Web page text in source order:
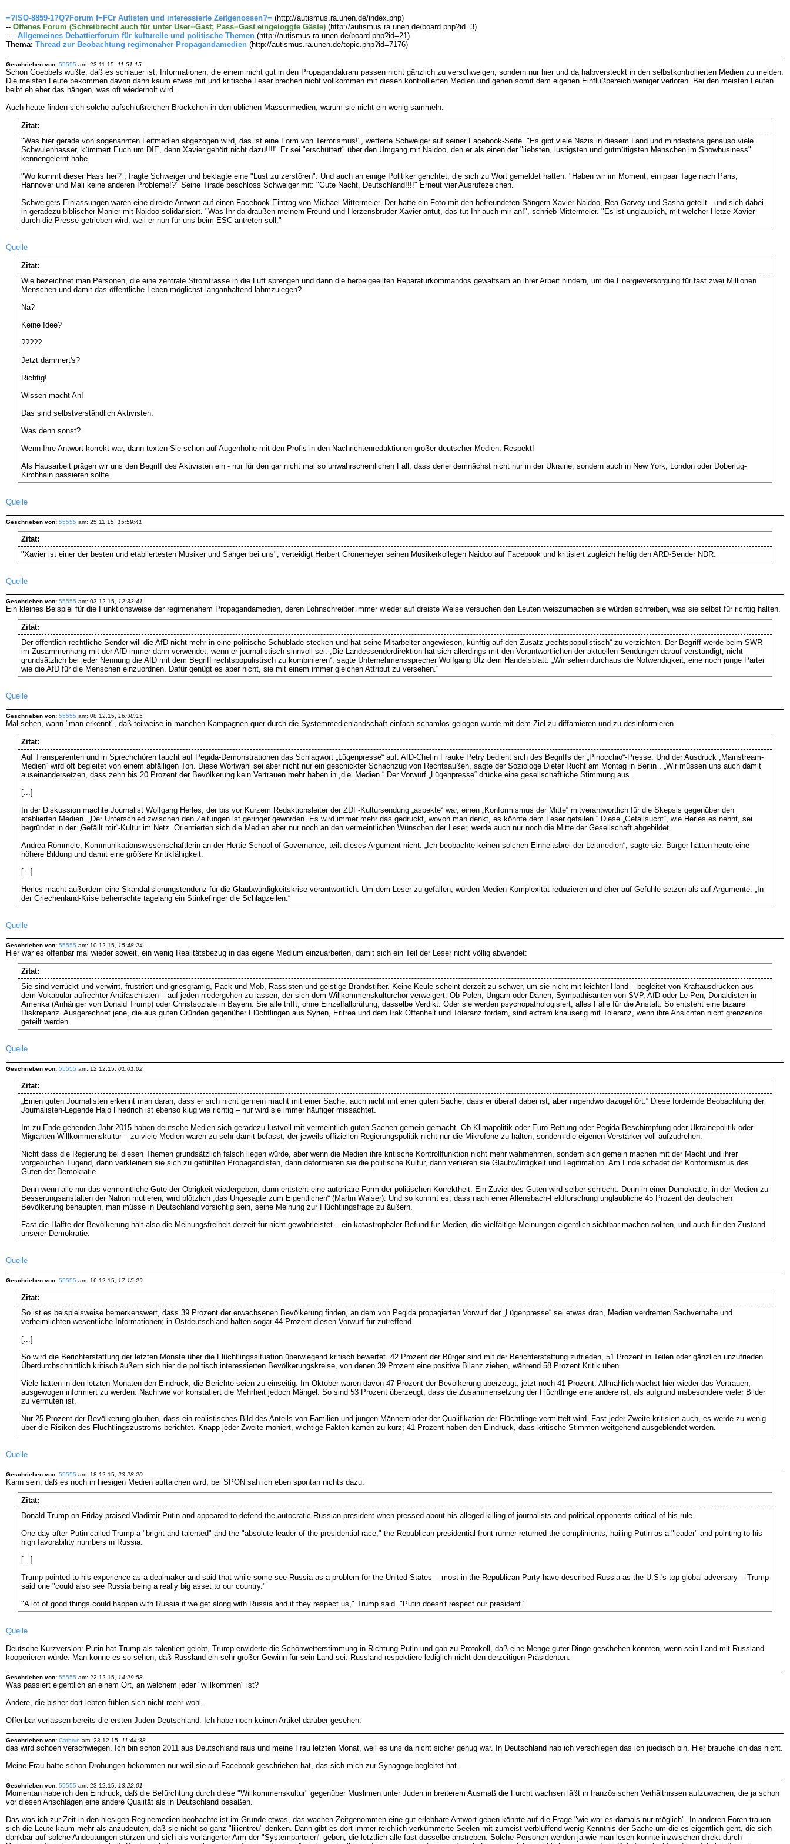
=?ISO-8859-1?Q?Forum f=FCr Autisten und interessierte Zeitgenossen?= (http://autismus.ra.unen.de/index.php)
-- Offenes Forum (Schreibrecht auch für unter User=Gast; Pass=Gast eingeloggte Gäste) (http://autismus.ra.unen.de/board.php?id=3)
---- Allgemeines Debattierforum für kulturelle und politische Themen (http://autismus.ra.unen.de/board.php?id=21)
Thema: Thread zur Beobachtung regimenaher Propagandamedien (http://autismus.ra.unen.de/topic.php?id=7176)
Geschrieben von: 55555 am: 23.11.15, 11:51:15
Schon Goebbels wußte, daß es schlauer ist, Informationen, die einem nicht gut in den Propagandakram passen nicht gänzlich zu verschweigen, sondern nur hier und da halbversteckt in den selbstkontrollierten Medien zu melden.
Die meisten Leute bekommen davon dann kaum etwas mit und kritische Leser brechen nicht vollkommen mit diesen kontrollierten Medien und gehen somit dem eigenen Einflußbereich weniger verloren. Bei den meisten Leuten
beibt eh eher das hängen, was oft wiederholt wird.
Auch heute finden sich solche aufschlußreichen Bröckchen in den üblichen Massenmedien, warum sie nicht ein wenig sammeln:
Zitat:
"Was hier gerade von sogenannten Leitmedien abgezogen wird, das ist eine Form von Terrorismus!", wetterte Schweiger auf seiner Facebook-Seite. "Es gibt viele Nazis in diesem Land und mindestens genauso viele
Schwulenhasser, kümmert Euch um DIE, denn Xavier gehört nicht dazu!!!!" Er sei "erschüttert" über den Umgang mit Naidoo, den er als einen der "liebsten, lustigsten und gutmütigsten Menschen im Showbusiness"
kennengelernt habe.
"Wo kommt dieser Hass her?", fragte Schweiger und beklagte eine "Lust zu zerstören". Und auch an einige Politiker gerichtet, die sich zu Wort gemeldet hatten: "Haben wir im Moment, ein paar Tage nach Paris,
Hannover und Mali keine anderen Probleme!?" Seine Tirade beschloss Schweiger mit: "Gute Nacht, Deutschland!!!!" Erneut vier Ausrufezeichen.
Schweigers Einlassungen waren eine direkte Antwort auf einen Facebook-Eintrag von Michael Mittermeier. Der hatte ein Foto mit den befreundeten Sängern Xavier Naidoo, Rea Garvey und Sasha geteilt - und sich dabei
in geradezu biblischer Manier mit Naidoo solidarisiert. "Was Ihr da draußen meinem Freund und Herzensbruder Xavier antut, das tut Ihr auch mir an!", schrieb Mittermeier. "Es ist unglaublich, mit welcher Hetze Xavier
durch die Presse getrieben wird, weil er nun für uns beim ESC antreten soll."
Quelle
Zitat:
Wie bezeichnet man Personen, die eine zentrale Stromtrasse in die Luft sprengen und dann die herbeigeeilten Reparaturkommandos gewaltsam an ihrer Arbeit hindern, um die Energieversorgung für fast zwei Millionen
Menschen und damit das öffentliche Leben möglichst langanhaltend lahmzulegen?
Na?
Keine Idee?
?????
Jetzt dämmert's?
Richtig!
Wissen macht Ah!
Das sind selbstverständlich Aktivisten.
Was denn sonst?
Wenn Ihre Antwort korrekt war, dann texten Sie schon auf Augenhöhe mit den Profis in den Nachrichtenredaktionen großer deutscher Medien. Respekt!
Als Hausarbeit prägen wir uns den Begriff des Aktivisten ein - nur für den gar nicht mal so unwahrscheinlichen Fall, dass derlei demnächst nicht nur in der Ukraine, sondern auch in New York, London oder Doberlug-
Kirchhain passieren sollte.
Quelle
Geschrieben von: 55555 am: 25.11.15, 15:59:41
Zitat:
"Xavier ist einer der besten und etabliertesten Musiker und Sänger bei uns", verteidigt Herbert Grönemeyer seinen Musikerkollegen Naidoo auf Facebook und kritisiert zugleich heftig den ARD-Sender NDR.
Quelle
Geschrieben von: 55555 am: 03.12.15, 12:33:41
Ein kleines Beispiel für die Funktionsweise der regimenahem Propagandamedien, deren Lohnschreiber immer wieder auf dreiste Weise versuchen den Leuten weiszumachen sie würden schreiben, was sie selbst für richtig halten.
Zitat:
Der öffentlich-rechtliche Sender will die AfD nicht mehr in eine politische Schublade stecken und hat seine Mitarbeiter angewiesen, künftig auf den Zusatz „rechtspopulistisch“ zu verzichten. Der Begriff werde beim SWR
im Zusammenhang mit der AfD immer dann verwendet, wenn er journalistisch sinnvoll sei. „Die Landessenderdirektion hat sich allerdings mit den Verantwortlichen der aktuellen Sendungen darauf verständigt, nicht
grundsätzlich bei jeder Nennung die AfD mit dem Begriff rechtspopulistisch zu kombinieren“, sagte Unternehmenssprecher Wolfgang Utz dem Handelsblatt. „Wir sehen durchaus die Notwendigkeit, eine noch junge Partei
wie die AfD für die Menschen einzuordnen. Dafür genügt es aber nicht, sie mit einem immer gleichen Attribut zu versehen.“
Quelle
Geschrieben von: 55555 am: 08.12.15, 16:38:15
Mal sehen, wann "man erkennt", daß teilweise in manchen Kampagnen quer durch die Systemmedienlandschaft einfach schamlos gelogen wurde mit dem Ziel zu diffamieren und zu desinformieren.
Zitat:
Auf Transparenten und in Sprechchören taucht auf Pegida-Demonstrationen das Schlagwort „Lügenpresse“ auf. AfD-Chefin Frauke Petry bedient sich des Begriffs der „Pinocchio“-Presse. Und der Ausdruck „Mainstream-
Medien“ wird oft begleitet von einem abfälligen Ton. Diese Wortwahl sei aber nicht nur ein geschickter Schachzug von Rechtsaußen, sagte der Soziologe Dieter Rucht am Montag in Berlin . „Wir müssen uns auch damit
auseinandersetzen, dass zehn bis 20 Prozent der Bevölkerung kein Vertrauen mehr haben in ,die‘ Medien.“ Der Vorwurf „Lügenpresse“ drücke eine gesellschaftliche Stimmung aus.
[...]
In der Diskussion machte Journalist Wolfgang Herles, der bis vor Kurzem Redaktionsleiter der ZDF-Kultursendung „aspekte“ war, einen „Konformismus der Mitte“ mitverantwortlich für die Skepsis gegenüber den
etablierten Medien. „Der Unterschied zwischen den Zeitungen ist geringer geworden. Es wird immer mehr das gedruckt, wovon man denkt, es könnte dem Leser gefallen.“ Diese „Gefallsucht“, wie Herles es nennt, sei
begründet in der „Gefällt mir“-Kultur im Netz. Orientierten sich die Medien aber nur noch an den vermeintlichen Wünschen der Leser, werde auch nur noch die Mitte der Gesellschaft abgebildet.
Andrea Römmele, Kommunikationswissenschaftlerin an der Hertie School of Governance, teilt dieses Argument nicht. „Ich beobachte keinen solchen Einheitsbrei der Leitmedien“, sagte sie. Bürger hätten heute eine
höhere Bildung und damit eine größere Kritikfähigkeit.
[...]
Herles macht außerdem eine Skandalisierungstendenz für die Glaubwürdigkeitskrise verantwortlich. Um dem Leser zu gefallen, würden Medien Komplexität reduzieren und eher auf Gefühle setzen als auf Argumente. „In
der Griechenland-Krise beherrschte tagelang ein Stinkefinger die Schlagzeilen.“
Quelle
Geschrieben von: 55555 am: 10.12.15, 15:48:24
Hier war es offenbar mal wieder soweit, ein wenig Realitätsbezug in das eigene Medium einzuarbeiten, damit sich ein Teil der Leser nicht völlig abwendet:
Zitat:
Sie sind verrückt und verwirrt, frustriert und griesgrämig, Pack und Mob, Rassisten und geistige Brandstifter. Keine Keule scheint derzeit zu schwer, um sie nicht mit leichter Hand – begleitet von Kraftausdrücken aus
dem Vokabular aufrechter Antifaschisten – auf jeden niedergehen zu lassen, der sich dem Willkommenskulturchor verweigert. Ob Polen, Ungarn oder Dänen, Sympathisanten von SVP, AfD oder Le Pen, Donaldisten in
Amerika (Anhänger von Donald Trump) oder Christsoziale in Bayern: Sie alle trifft, ohne Einzelfallprüfung, dasselbe Verdikt. Oder sie werden psychopathologisiert, alles Fälle für die Anstalt. So entsteht eine bizarre
Diskrepanz. Ausgerechnet jene, die aus guten Gründen gegenüber Flüchtlingen aus Syrien, Eritrea und dem Irak Offenheit und Toleranz fordern, sind extrem knauserig mit Toleranz, wenn ihre Ansichten nicht grenzenlos
geteilt werden.
Quelle
Geschrieben von: 55555 am: 12.12.15, 01:01:02
Zitat:
„Einen guten Journalisten erkennt man daran, dass er sich nicht gemein macht mit einer Sache, auch nicht mit einer guten Sache; dass er überall dabei ist, aber nirgendwo dazugehört.“ Diese fordernde Beobachtung der
Journalisten-Legende Hajo Friedrich ist ebenso klug wie richtig – nur wird sie immer häufiger missachtet.
Im zu Ende gehenden Jahr 2015 haben deutsche Medien sich geradezu lustvoll mit vermeintlich guten Sachen gemein gemacht. Ob Klimapolitik oder Euro-Rettung oder Pegida-Beschimpfung oder Ukrainepolitik oder
Migranten-Willkommenskultur – zu viele Medien waren zu sehr damit befasst, der jeweils offiziellen Regierungspolitik nicht nur die Mikrofone zu halten, sondern die eigenen Verstärker voll aufzudrehen.
Nicht dass die Regierung bei diesen Themen grundsätzlich falsch liegen würde, aber wenn die Medien ihre kritische Kontrollfunktion nicht mehr wahrnehmen, sondern sich gemein machen mit der Macht und ihrer
vorgeblichen Tugend, dann verkleinern sie sich zu gefühlten Propagandisten, dann deformieren sie die politische Kultur, dann verlieren sie Glaubwürdigkeit und Legitimation. Am Ende schadet der Konformismus des
Guten der Demokratie.
Denn wenn alle nur das vermeintliche Gute der Obrigkeit wiedergeben, dann entsteht eine autoritäre Form der politischen Korrektheit. Ein Zuviel des Guten wird selber schlecht. Denn in einer Demokratie, in der Medien zu
Besserungsanstalten der Nation mutieren, wird plötzlich „das Ungesagte zum Eigentlichen“ (Martin Walser). Und so kommt es, dass nach einer Allensbach-Feldforschung unglaubliche 45 Prozent der deutschen
Bevölkerung behaupten, man müsse in Deutschland vorsichtig sein, seine Meinung zur Flüchtlingsfrage zu äußern.
Fast die Hälfte der Bevölkerung hält also die Meinungsfreiheit derzeit für nicht gewährleistet – ein katastrophaler Befund für Medien, die vielfältige Meinungen eigentlich sichtbar machen sollten, und auch für den Zustand
unserer Demokratie.
Quelle
Geschrieben von: 55555 am: 16.12.15, 17:15:29
Zitat:
So ist es beispielsweise bemerkenswert, dass 39 Prozent der erwachsenen Bevölkerung finden, an dem von Pegida propagierten Vorwurf der „Lügenpresse“ sei etwas dran, Medien verdrehten Sachverhalte und
verheimlichten wesentliche Informationen; in Ostdeutschland halten sogar 44 Prozent diesen Vorwurf für zutreffend.
[...]
So wird die Berichterstattung der letzten Monate über die Flüchtlingssituation überwiegend kritisch bewertet. 42 Prozent der Bürger sind mit der Berichterstattung zufrieden, 51 Prozent in Teilen oder gänzlich unzufrieden.
Überdurchschnittlich kritisch äußern sich hier die politisch interessierten Bevölkerungskreise, von denen 39 Prozent eine positive Bilanz ziehen, während 58 Prozent Kritik üben.
Viele hatten in den letzten Monaten den Eindruck, die Berichte seien zu einseitig. Im Oktober waren davon 47 Prozent der Bevölkerung überzeugt, jetzt noch 41 Prozent. Allmählich wächst hier wieder das Vertrauen,
ausgewogen informiert zu werden. Nach wie vor konstatiert die Mehrheit jedoch Mängel: So sind 53 Prozent überzeugt, dass die Zusammensetzung der Flüchtlinge eine andere ist, als aufgrund insbesondere vieler Bilder
zu vermuten ist.
Nur 25 Prozent der Bevölkerung glauben, dass ein realistisches Bild des Anteils von Familien und jungen Männern oder der Qualifikation der Flüchtlinge vermittelt wird. Fast jeder Zweite kritisiert auch, es werde zu wenig
über die Risiken des Flüchtlingszustroms berichtet. Knapp jeder Zweite moniert, wichtige Fakten kämen zu kurz; 41 Prozent haben den Eindruck, dass kritische Stimmen weitgehend ausgeblendet werden.
Quelle
Geschrieben von: 55555 am: 18.12.15, 23:28:20
Kann sein, daß es noch in hiesigen Medien auftaichen wird, bei SPON sah ich eben spontan nichts dazu:
Zitat:
Donald Trump on Friday praised Vladimir Putin and appeared to defend the autocratic Russian president when pressed about his alleged killing of journalists and political opponents critical of his rule.
One day after Putin called Trump a "bright and talented" and the "absolute leader of the presidential race," the Republican presidential front-runner returned the compliments, hailing Putin as a "leader" and pointing to his
high favorability numbers in Russia.
[...]
Trump pointed to his experience as a dealmaker and said that while some see Russia as a problem for the United States -- most in the Republican Party have described Russia as the U.S.'s top global adversary -- Trump
said one "could also see Russia being a really big asset to our country."
"A lot of good things could happen with Russia if we get along with Russia and if they respect us," Trump said. "Putin doesn't respect our president."
Quelle
Deutsche Kurzversion: Putin hat Trump als talentiert gelobt, Trump erwiderte die Schönwetterstimmung in Richtung Putin und gab zu Protokoll, daß eine Menge guter Dinge geschehen könnten, wenn sein Land mit Russland
kooperieren würde. Man könne es so sehen, daß Russland ein sehr großer Gewinn für sein Land sei. Russland respektiere lediglich nicht den derzeitigen Präsidenten.
Geschrieben von: 55555 am: 22.12.15, 14:29:58
Was passiert eigentlich an einem Ort, an welchem jeder "willkommen" ist?
Andere, die bisher dort lebten fühlen sich nicht mehr wohl.
Offenbar verlassen bereits die ersten Juden Deutschland. Ich habe noch keinen Artikel darüber gesehen.
Geschrieben von: Cathryn am: 23.12.15, 11:44:38
das wird schoen verschwiegen. Ich bin schon 2011 aus Deutschland raus und meine Frau letzten Monat, weil es uns da nicht sicher genug war. In Deutschland hab ich verschiegen das ich juedisch bin. Hier brauche ich das nicht.
Meine Frau hatte schon Drohungen bekommen nur weil sie auf Facebook geschrieben hat, das sich mich zur Synagoge begleitet hat.
Geschrieben von: 55555 am: 23.12.15, 13:22:01
Momentan habe ich den Eindruck, daß die Befürchtung durch diese "Willkommenskultur" gegenüber Muslimen unter Juden in breiterem Ausmaß die Furcht wachsen läßt in französischen Verhältnissen aufzuwachen, die ja schon
vor diesen Anschlägen eine andere Qualität als in Deutschland besaßen.
Das was ich zur Zeit in den hiesigen Reginemedien beobachte ist im Grunde etwas, das wachen Zeitgenommen eine gut erlebbare Antwort geben könnte auf die Frage "wie war es damals nur möglich". In anderen Foren trauen
sich die Leute kaum mehr als anzudeuten, daß sie nicht so ganz "lilientreu" denken. Dann gibt es dort immer reichlich verkümmerte Seelen mit zumeist verblüffend wenig Kenntnis der Sache um die es eigentlich geht, die sich
dankbar auf solche Andeutungen stürzen und sich als verlängerter Arm der "Systemparteien" geben, die letztlich alle fast dasselbe anstreben. Solche Personen werden ja wie man lesen konnte inzwischen direkt durch